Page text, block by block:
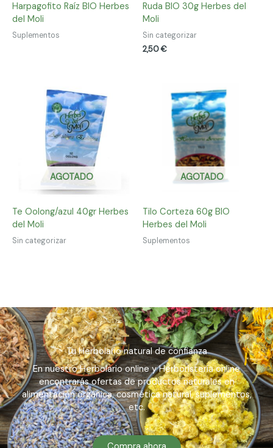
Harpagofito Raíz BIO Herbes
del Moli
Suplementos
Ruda BIO 30g Herbes del
Moli
Sin categorizar
2,50€
AGOTADO
Te Oolong/azul 40gr Herbes
del Moli
Sin categorizar
AGOTADO
Tilo Corteza 60g BIO
Herbes del Moli
Suplementos
Tu Herbolario natural de confianza
En nuestro Herbolario online y Herboristería online
encontrarás ofertas de productos naturales en
alimentación orgánica, cosmética natural, suplementos,
etc.